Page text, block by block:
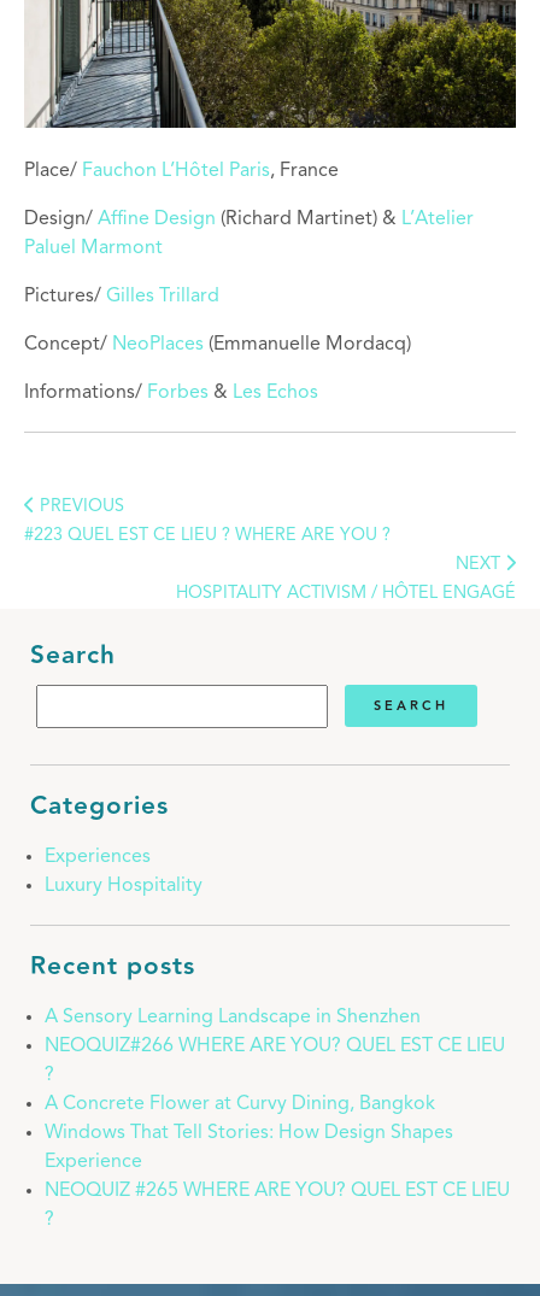
Place/ Fauchon L’Hôtel Paris, France
Design/ Affine Design (Richard Martinet) & L’Atelier
Paluel Marmont
Pictures/ Gilles Trillard
Concept/ NeoPlaces (Emmanuelle Mordacq)
Informations/ Forbes & Les Echos
PREVIOUS
#223 QUEL EST CE LIEU ? WHERE ARE YOU ?
NEXT
HOSPITALITY ACTIVISM / HÔTEL ENGAGÉ
Search
Categories
Experiences
Luxury Hospitality
Recent posts
A Sensory Learning Landscape in Shenzhen
NEOQUIZ#266 WHERE ARE YOU? QUEL EST CE LIEU
?
A Concrete Flower at Curvy Dining, Bangkok
Windows That Tell Stories: How Design Shapes
Experience
NEOQUIZ #265 WHERE ARE YOU? QUEL EST CE LIEU
?